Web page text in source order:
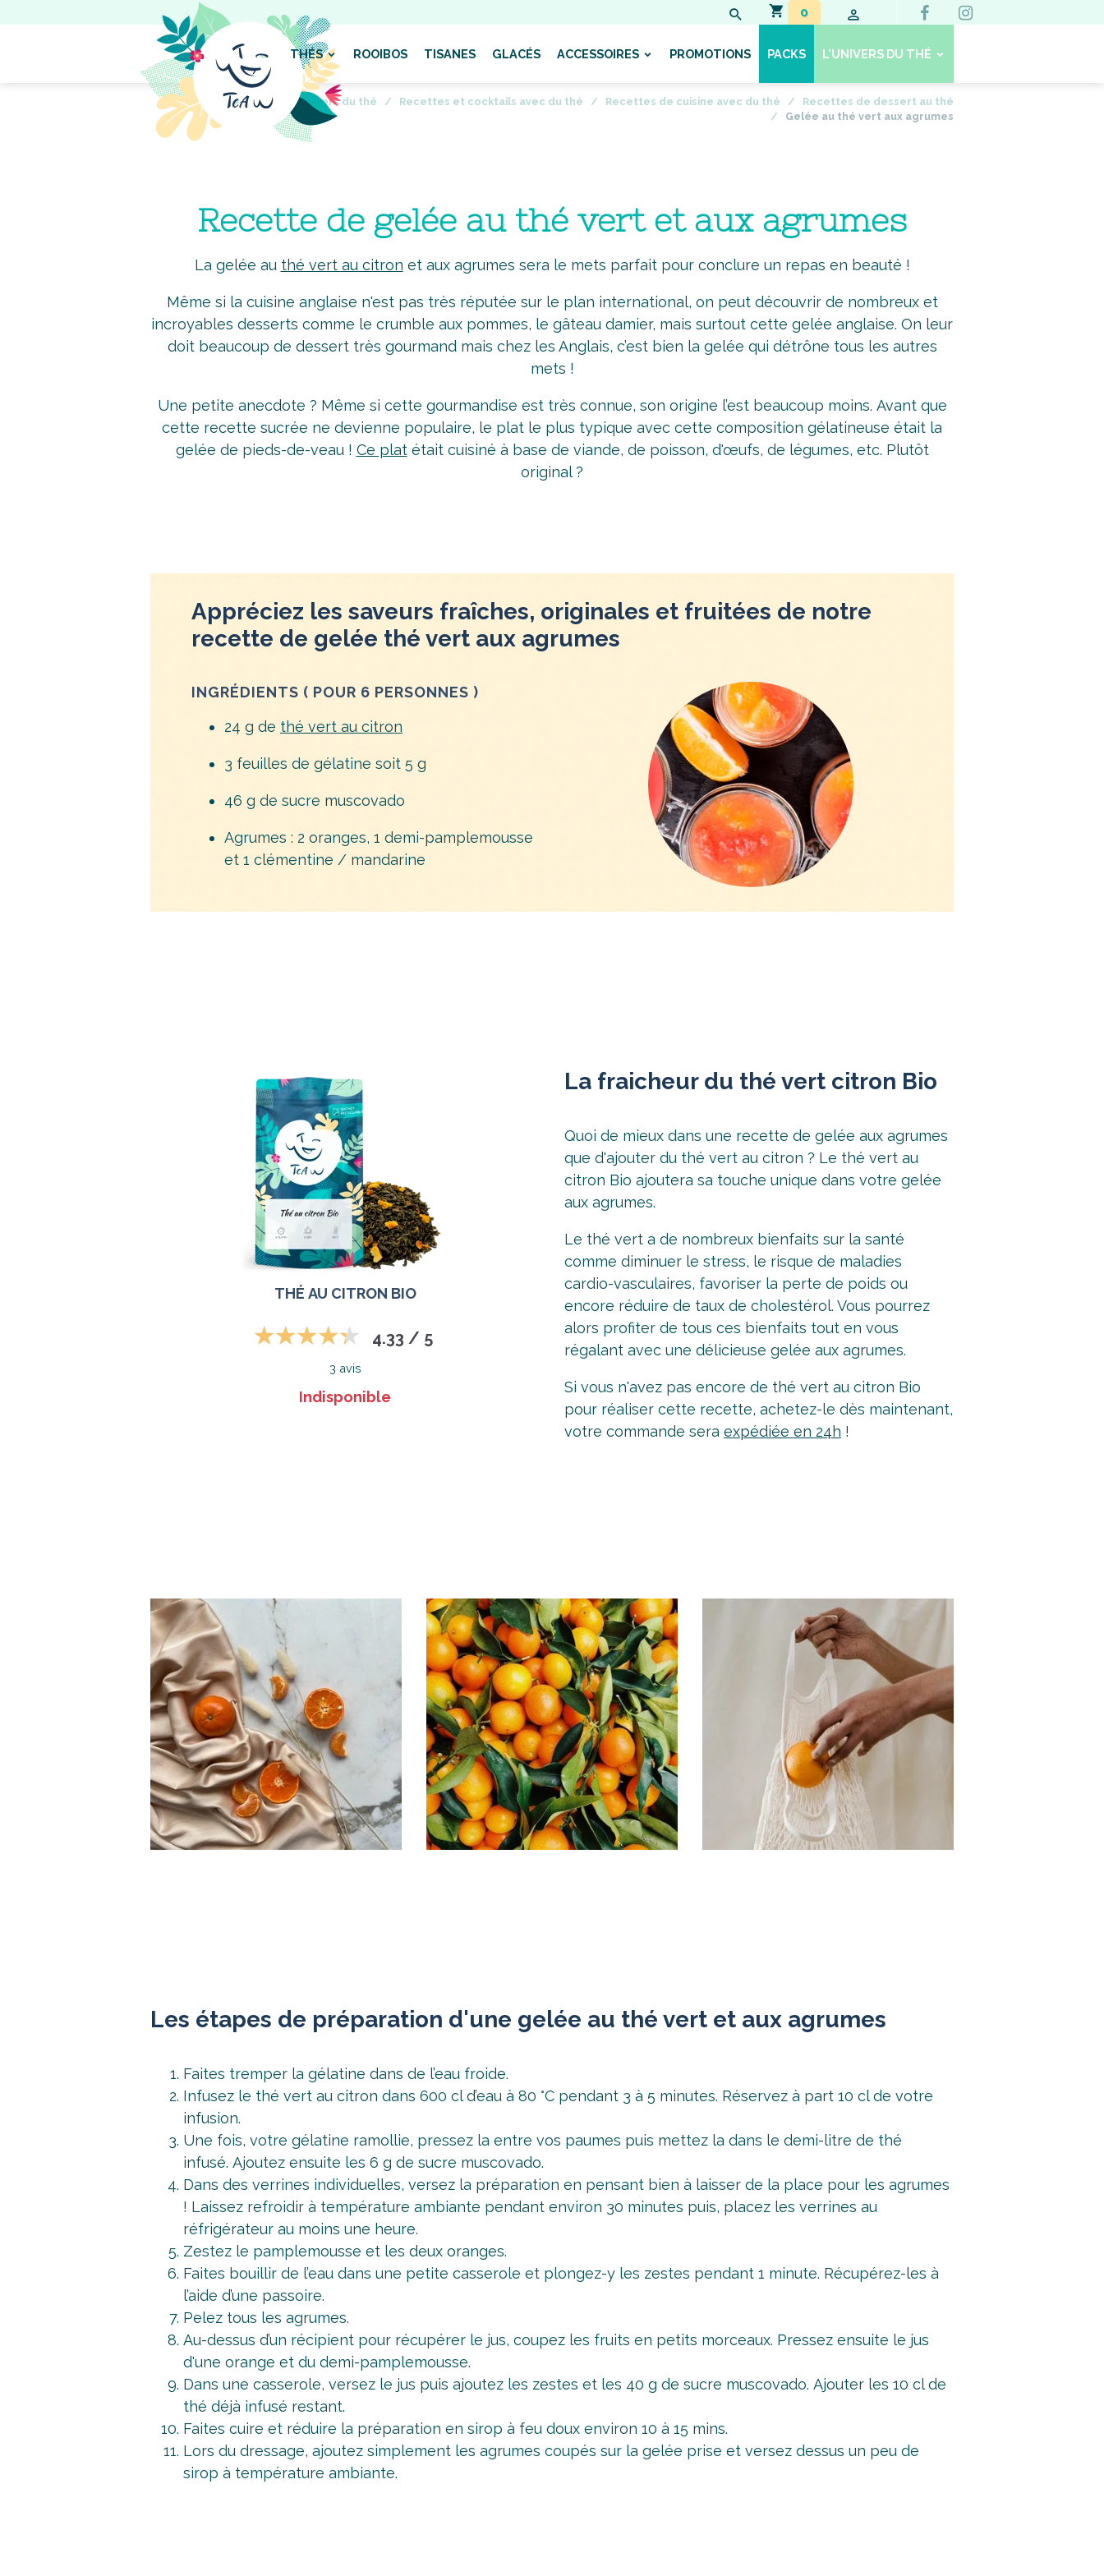
THÉS ROOIBOS TISANES GLACÉS ACCESSOIRES PROMOTIONS PACKS L'UNIVERS DU THÉ
0
Accueil Pages L'univers du thé Recettes et cocktails avec du thé Recettes de cuisine avec du thé
Recettes de dessert au thé
Gelée au thé vert aux agrumes
Recette de gelée au thé vert et aux agrumes
La gelée au thé vert au citron et aux agrumes sera le mets parfait pour conclure un repas en beauté !
Même si la cuisine anglaise n'est pas très réputée sur le plan international, on peut découvrir de nombreux et
incroyables desserts comme le crumble aux pommes, le gâteau damier, mais surtout cette gelée anglaise. On leur
doit beaucoup de dessert très gourmand mais chez les Anglais, c’est bien la gelée qui détrône tous les autres
mets !
Une petite anecdote ? Même si cette gourmandise est très connue, son origine l’est beaucoup moins. Avant que
cette recette sucrée ne devienne populaire, le plat le plus typique avec cette composition gélatineuse était la
gelée de pieds-de-veau ! Ce platétait cuisiné à base de viande, de poisson, d'œufs, de légumes, etc. Plutôt
original ?
Appréciez les saveurs fraîches, originales et fruitées de notre
recette de gelée thé vert aux agrumes
INGRÉDIENTS ( POUR 6 PERSONNES )
24 g de thé vert au citron
3 feuilles de gélatine soit 5 g
46 g de sucre muscovado
Agrumes : 2 oranges, 1 demi-pamplemousse
et 1 clémentine / mandarine
THÉ AU CITRON BIO
4.33 / 5
3 avis
Indisponible
La fraicheur du thé vert citron Bio
Quoi de mieux dans une recette de gelée aux agrumes
que d'ajouter du thé vert au citron ? Le thé vert au
citron Bio ajoutera sa touche unique dans votre gelée
aux agrumes.
Le thé vert a de nombreux bienfaits sur la santé
comme diminuer le stress, le risque de maladies
cardio-vasculaires, favoriser la perte de poids ou
encore réduire de taux de cholestérol. Vous pourrez
alors profiter de tous ces bienfaits tout en vous
régalant avec une délicieuse gelée aux agrumes.
Si vous n'avez pas encore de thé vert au citron Bio
pour réaliser cette recette, achetez-le dès maintenant,
votre commande sera expédiée en 24h !
Les étapes de préparation d'une gelée au thé vert et aux agrumes
Faites tremper la gélatine dans de l’eau froide.
Infusez le thé vert au citron dans 600 cl d’eau à 80 °C pendant 3 à 5 minutes. Réservez à part 10 cl de votre
infusion.
Une fois, votre gélatine ramollie, pressez la entre vos paumes puis mettez la dans le demi-litre de thé
infusé. Ajoutez ensuite les 6 g de sucre muscovado.
Dans des verrines individuelles, versez la préparation en pensant bien à laisser de la place pour les agrumes
! Laissez refroidir à température ambiante pendant environ 30 minutes puis, placez les verrines au
réfrigérateur au moins une heure.
Zestez le pamplemousse et les deux oranges.
Faites bouillir de l’eau dans une petite casserole et plongez-y les zestes pendant 1 minute. Récupérez-les à
l’aide d’une passoire.
Pelez tous les agrumes.
Au-dessus d’un récipient pour récupérer le jus, coupez les fruits en petits morceaux. Pressez ensuite le jus
d'une orange et du demi-pamplemousse.
Dans une casserole, versez le jus puis ajoutez les zestes et les 40 g de sucre muscovado. Ajouter les 10 cl de
thé déjà infusé restant.
Faites cuire et réduire la préparation en sirop à feu doux environ 10 à 15 mins.
Lors du dressage, ajoutez simplement les agrumes coupés sur la gelée prise et versez dessus un peu de
sirop à température ambiante.